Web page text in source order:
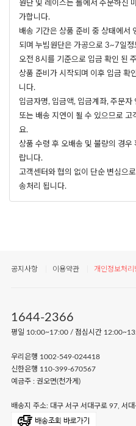
원단 및 레이스는 롤에서 주문하신
가합니다.
배송 기간은 상품 준비 중 상태에서
되며 누빔원단은 가공으로 3~7일정
오전 8시를 기준으로 입금 확인 된
상품 준비가 시작되며 이후 입금 확
니다.
입금자명, 입금액, 입금계좌, 주문
또는 배송 지연이 될 수 있으므로 고
요.
상품 수령 후 오배송 및 불량의 경
랍니다.
고객센터와 협의 없이 단순 변심으
송처리 됩니다.
공지사항 이용약관 개인정보처리
1644-2366
평일 10:00~17:00 / 점심시간
우리은행 1002-549-024418
신한은행 110-399-670567
예금주 : 권오면(천가게)
배송지 주소: 대구 서구 서대구로 97, 서